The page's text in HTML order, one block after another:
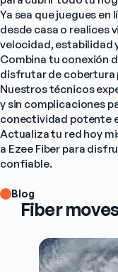
Ya sea que juegues
desde casa o realices
velocidad, estabilidad
Combina tu conexión
disfrutar de cobertura
Nuestros técnicos
y sin complicaciones
conectividad potente
Actualiza tu red hoy
a Ezee Fiber para
confiable.
Blog
Fiber